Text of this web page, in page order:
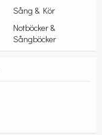
Sång & Kör
Notböcker &
Sångböcker